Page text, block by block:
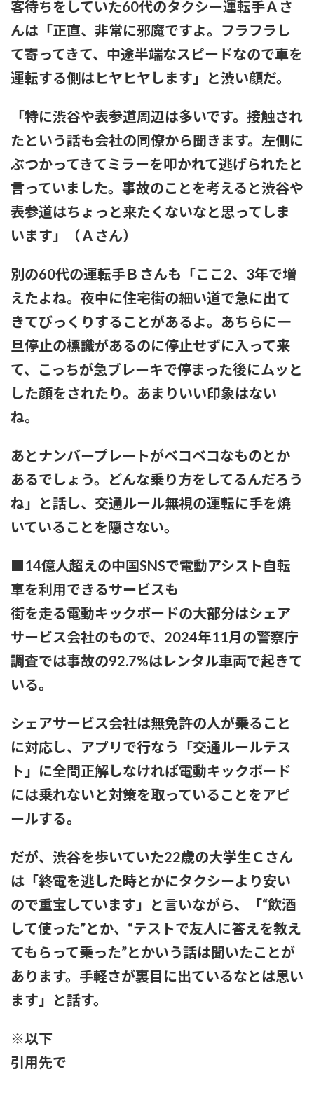
客待ちをしていた60代のタクシー運転手Ａさ
んは「正直、非常に邪魔ですよ。フラフラし
て寄ってきて、中途半端なスピードなので車を
運転する側はヒヤヒヤします」と渋い顔だ。
「特に渋谷や表参道周辺は多いです。接触され
たという話も会社の同僚から聞きます。左側に
ぶつかってきてミラーを叩かれて逃げられたと
言っていました。事故のことを考えると渋谷や
表参道はちょっと来たくないなと思ってしま
います」（Ａさん）
別の60代の運転手Ｂさんも「ここ2、3年で増
えたよね。夜中に住宅街の細い道で急に出て
きてびっくりすることがあるよ。あちらに一
旦停止の標識があるのに停止せずに入って来
て、こっちが急ブレーキで停まった後にムッと
した顔をされたり。あまりいい印象はない
ね。
あとナンバープレートがベコベコなものとか
あるでしょう。どんな乗り方をしてるんだろう
ね」と話し、交通ルール無視の運転に手を焼
いていることを隠さない。
■14億人超えの中国SNSで電動アシスト自転
車を利用できるサービスも
街を走る電動キックボードの大部分はシェア
サービス会社のもので、2024年11月の警察庁
調査では事故の92.7%はレンタル車両で起きて
いる。
シェアサービス会社は無免許の人が乗ること
に対応し、アプリで行なう「交通ルールテス
ト」に全問正解しなければ電動キックボード
には乗れないと対策を取っていることをアピ
ールする。
だが、渋谷を歩いていた22歳の大学生Ｃさん
は「終電を逃した時とかにタクシーより安い
ので重宝しています」と言いながら、「“飲酒
して使った”とか、“テストで友人に答えを教え
てもらって乗った”とかいう話は聞いたことが
あります。手軽さが裏目に出ているなとは思い
ます」と話す。
※以下
引用先で